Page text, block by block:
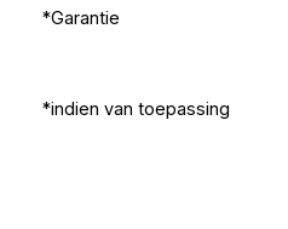
*Garantie
*indien van toepassing